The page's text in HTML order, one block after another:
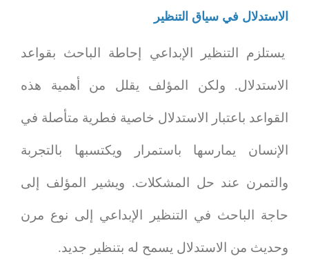
الاستدلال في سياق التنظير
يستلزم التنظير الإبداعي إحاطة الباحث بقواعد
الاستدلال. ولكن المؤلف يقلل من أهمية هذه
القواعد باعتبار الاستدلال خاصية فطرية متأصلة في
الإنسان يمارسها باستمرار ويكتسبها بالتجربة
والتمرن عند حل المشكلات. ويشير المؤلف إلى
حاجة الباحث في التنظير الإبداعي إلى نوع مرن
وحديث من الاستدلال يسمح له بتنظير جديد.